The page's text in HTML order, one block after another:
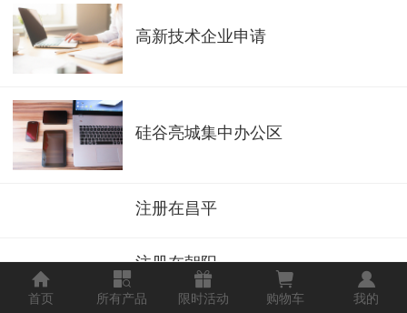
高新技术企业申请
硅谷亮城集中办公区
注册在昌平
注册在朝阳
首页 所有产品 限时活动 购物车 我的